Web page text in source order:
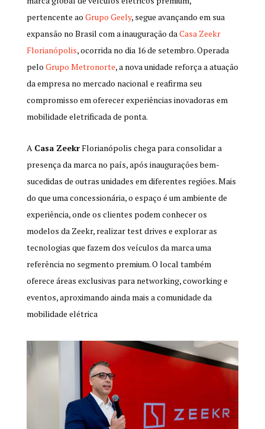
pertencente ao Grupo Geely, segue avançando em sua
expansão no Brasil com a inauguração daCasa Zeekr
Florianópolis, ocorrida no dia 16 de setembro. Operada
pelo Grupo Metronorte, a nova unidade reforça a atuação
da empresa no mercado nacional e reafirma seu
compromisso em oferecer experiências inovadoras em
mobilidade eletrificada de ponta.
A Casa ZeekrFlorianópolis chega para consolidar a
presença da marca no país, após inaugurações bem-
sucedidas de outras unidades em diferentes regiões. Mais
do que uma concessionária, o espaço é um ambiente de
experiência, onde os clientes podem conhecer os
modelos da Zeekr, realizar test drives e explorar as
tecnologias que fazem dos veículos da marca uma
referência no segmento premium. O local também
oferece áreas exclusivas para networking, coworking e
eventos, aproximando ainda mais a comunidade da
mobilidade elétrica